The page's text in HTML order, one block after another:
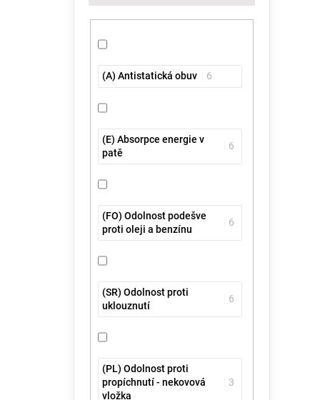
(A) Antistatická obuv 6
(E) Absorpce energie v
patě
6
(FO) Odolnost podešve
proti oleji a benzínu
6
(SR) Odolnost proti
uklouznutí
6
(PL) Odolnost proti
propíchnutí - nekovová
vložka
3